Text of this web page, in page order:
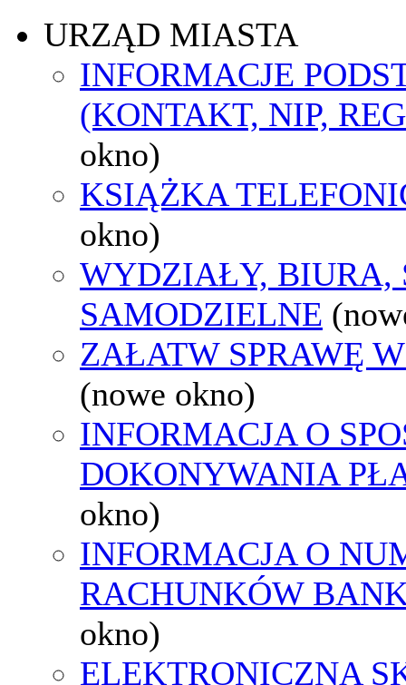
URZĄD MIASTA
INFORMACJE
(KONTAKT, NIP,
okno)
KSIĄŻKA
okno)
WYDZIAŁY, BIURA,
SAMODZIELNE
ZAŁATW SPRAWĘ
(nowe okno)
INFORMACJA O
DOKONYWANIA
okno)
INFORMACJA O
RACHUNKÓW
okno)
ELEKTRONICZNA